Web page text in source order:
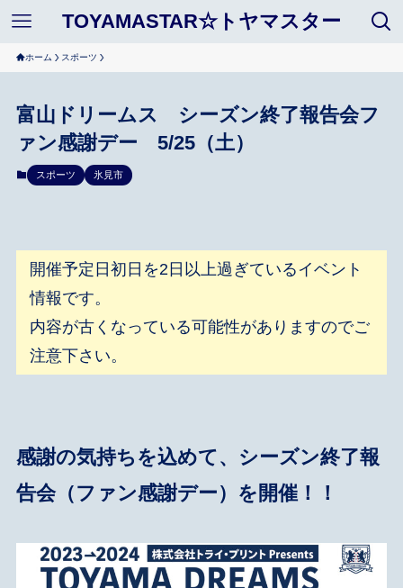
TOYAMASTAR☆トヤマスター
ホーム スポーツ
富山ドリームス シーズン終了報告会フ
ァン感謝デー 5/25（土）
スポーツ 氷見市
開催予定日初日を2日以上過ぎているイベント
情報です。
内容が古くなっている可能性がありますのでご
注意下さい。
感謝の気持ちを込めて、シーズン終了報
告会（ファン感謝デー）を開催！！